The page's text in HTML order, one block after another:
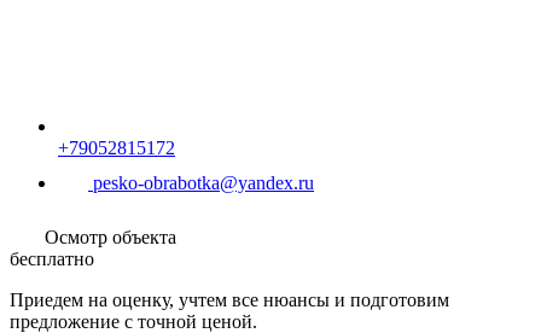
Осмотр объекта
бесплатно
Приедем на оценку, учтем все нюансы и подготовим
предложение с точной ценой.